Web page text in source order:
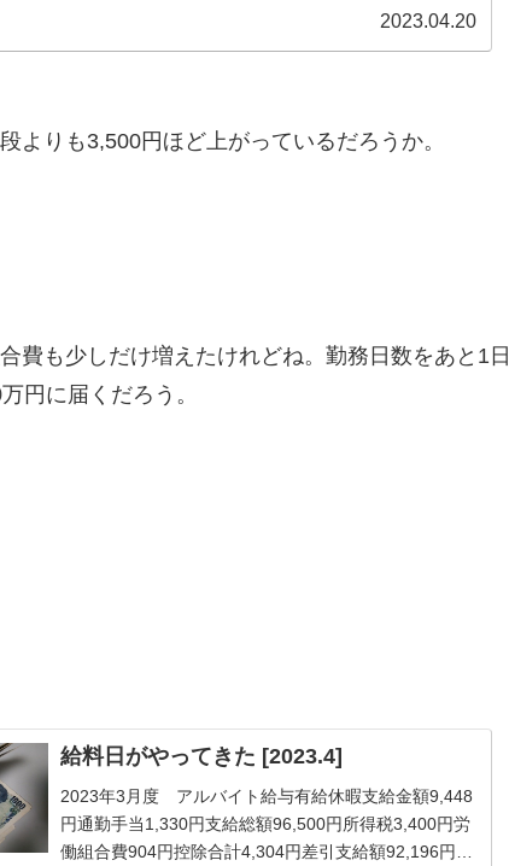
だったのでまだ3ヵ月しか経っていない。ちなみに前回
来高値の更新だ。.正直に言うと、ニュースで見たパー
センテージとは少し...
2023.04.20
よりも3,500円ほど上がっているだろうか。
費も少しだけ増えたけれどね。勤務日数をあと1日
円に届くだろう。
給料日がやってきた [2023.4]
2023年3月度 アルバイト給与有給休暇支給金額9,448
円通勤手当1,330円支給総額96,500円所得税3,400円労
働組合費904円控除合計4,304円差引支給額92,196円...